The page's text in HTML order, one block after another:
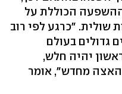
הכוללת על
שולית. "כרגע לפי רוב
גדולים בעולם
יהיה חלש,
האצה מחדש", אומר